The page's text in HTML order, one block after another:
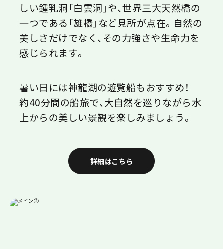
しい鍾乳洞「白雲洞」や、世界三大天然橋の
一つである「雄橋」など見所が点在。自然の
美しさだけでなく、その力強さや生命力を
感じられます。
暑い日には神龍湖の遊覧船もおすすめ！
約40分間の船旅で、大自然を巡りながら水
上からの美しい景観を楽しみましょう。
詳細はこちら